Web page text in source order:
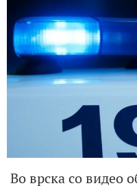
Во врска со видео